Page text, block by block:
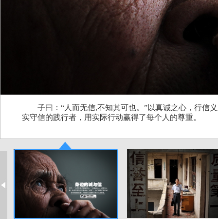
子曰：“人而无信,不知其可也。”以真诚之心，行信义
实守信的践行者，用实际行动赢得了每个人的尊重。